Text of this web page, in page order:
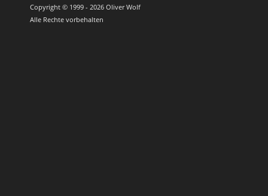
Copyright © 1999 - 2026 Oliver Wolf
Alle Rechte vorbehalten